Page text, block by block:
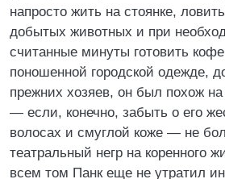
напросто жить на стоянке,
добытых животных и при
считанные минуты готовить
поношенной городской одежде,
прежних хозяев, он был похож
— если, конечно, забыть о его
волосах и смуглой коже — не
театральный негр на коренного
всем том Панк еще не утратил